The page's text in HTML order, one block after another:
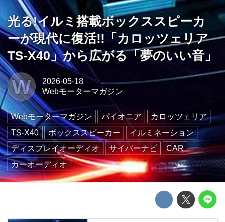
光る!イルミ搭載ボックススピーカ
ーが現代に復活!!「カロッツェリア
TS-X40」から広がる「夢のいい音」
W
2026-05-18
Webモーターマガジン
Webモーターマガジン パイオニア
カロッツェリア
TS-X40
ボックススピーカー
イルミネーション
ディスプレイオーディオ
サイバーナビ
CAR
カーオーディオ